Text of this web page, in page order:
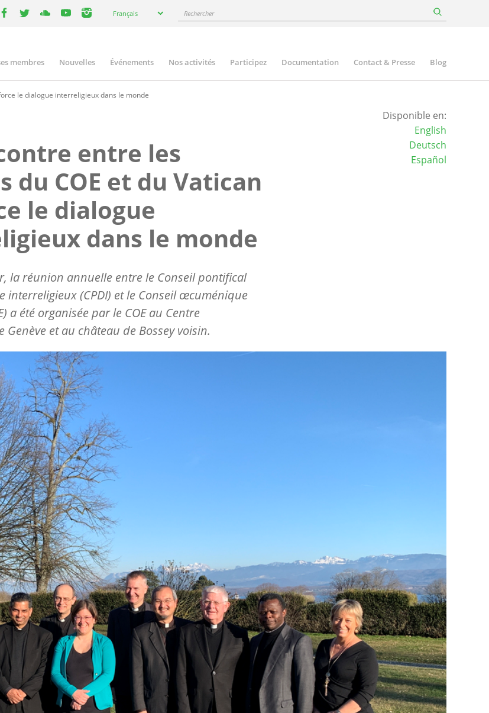
your
Français Rechercher
membres Nouvelles Événements Nos activités Participez Documentation Contact & Presse Blog
le dialogue interreligieux dans le monde
entre les
du COE et du Vatican
le dialogue
dans le monde
la réunion annuelle entre le Conseil pontifical
interreligieux (CPDI) et le Conseil œcuménique
a été organisée par le COE au Centre
et au château de Bossey voisin.
Disponible en:
English
Deutsch
Español